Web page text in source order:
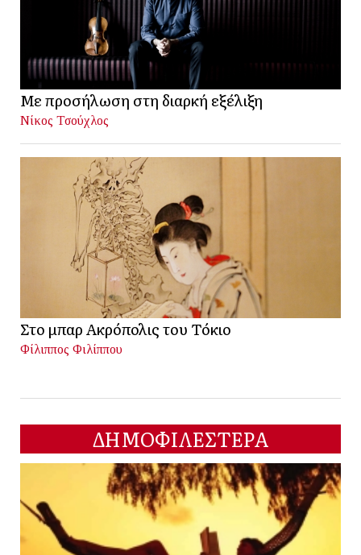
Με προσήλωση στη διαρκή εξέλιξη
Νίκος Τσούχλος
Στο μπαρ Ακρόπολις του Τόκιο
Φίλιππος Φιλίππου
ΔΗΜΟΦΙΛΕΣΤΕΡΑ